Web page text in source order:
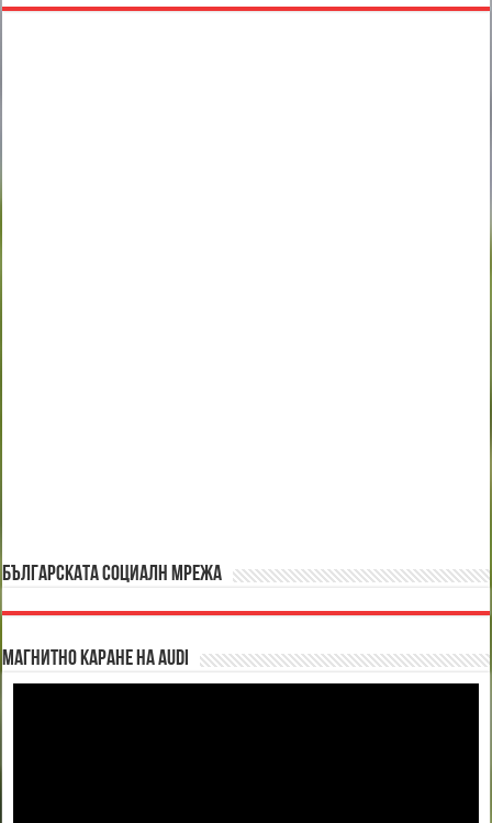
БЪЛГАРСКАТА СОЦИАЛН МРЕЖА
Магнитно каране на Audi